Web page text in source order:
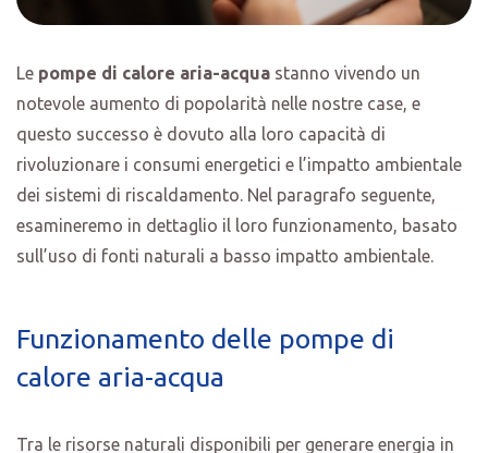
Le pompe di calore aria-acqua stanno vivendo un
notevole aumento di popolarità nelle nostre case, e
questo successo è dovuto alla loro capacità di
rivoluzionare i consumi energetici e l’impatto ambientale
dei sistemi di riscaldamento. Nel paragrafo seguente,
esamineremo in dettaglio il loro funzionamento, basato
sull’uso di fonti naturali a basso impatto ambientale.
Funzionamento delle pompe di
calore aria-acqua
Tra le risorse naturali disponibili per generare energia in